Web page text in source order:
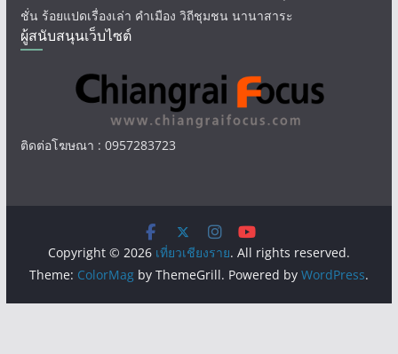
ชั่น ร้อยแปดเรื่องเล่า คำเมือง วิถีชุมชน นานาสาระ
ผู้สนับสนุนเว็บไซต์
ติดต่อโฆษณา : 0957283723
Copyright © 2026 เที่ยวเชียงราย. All rights reserved.
Theme: ColorMagby ThemeGrill. Powered by WordPress.